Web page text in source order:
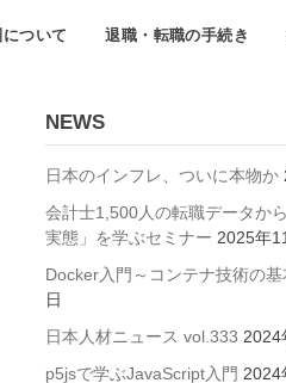
ついて 退職・転職の手続き
NEWS
日本のインフレ、ついに本物か
会計士1,500人の転職データか
実態」を学ぶセミナー 2025年
Docker入門～コンテナ技術の基
日
日本人材ニュース vol.333 2024
p5jsで学ぶJavaScript入門 2024